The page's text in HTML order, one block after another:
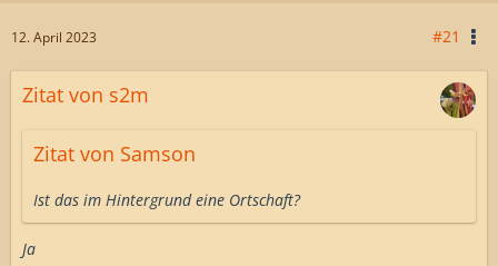
12. April 2023 #21
Zitat von s2m
Zitat von Samson
Ist das im Hintergrund eine Ortschaft?
Ja